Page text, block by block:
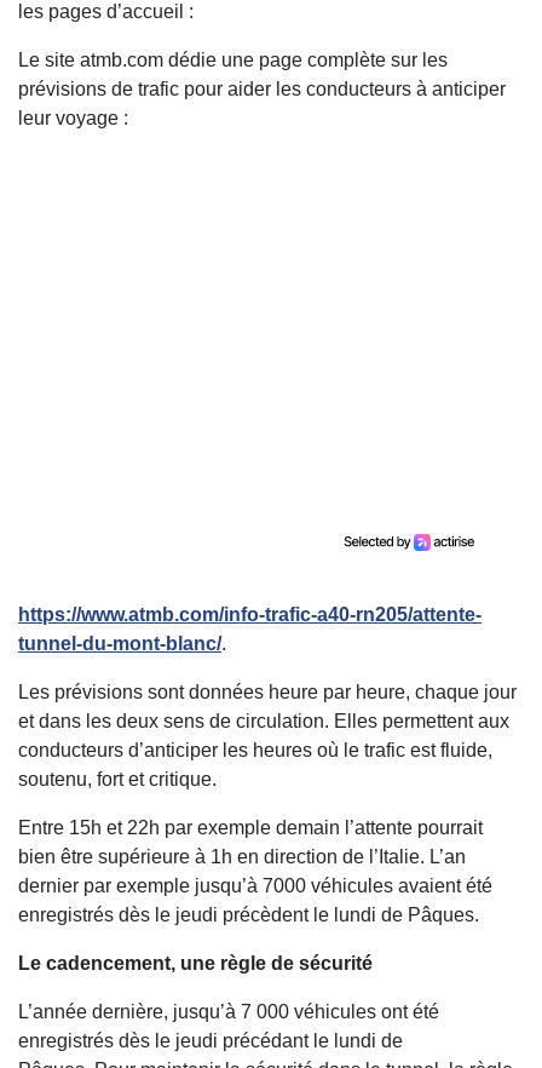
les pages d’accueil :
Le site atmb.com dédie une page complète sur les
prévisions de trafic pour aider les conducteurs à anticiper
leur voyage :
https://www.atmb.com/info-trafic-a40-rn205/attente-
tunnel-du-mont-blanc/.
Les prévisions sont données heure par heure, chaque jour
et dans les deux sens de circulation. Elles permettent aux
conducteurs d’anticiper les heures où le trafic est fluide,
soutenu, fort et critique.
Entre 15h et 22h par exemple demain l’attente pourrait
bien être supérieure à 1h en direction de l’Italie. L’an
dernier par exemple jusqu’à 7000 véhicules avaient été
enregistrés dès le jeudi précèdent le lundi de Pâques.
Le cadencement, une règle de sécurité
L’année dernière, jusqu’à 7 000 véhicules ont été
enregistrés dès le jeudi précédant le lundi de